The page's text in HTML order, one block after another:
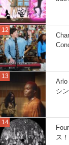
Arlo
シ
ス！